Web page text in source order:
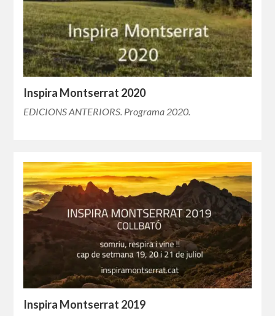
Inspira Montserrat 2020
EDICIONS ANTERIORS. Programa 2020.
Inspira Montserrat 2019